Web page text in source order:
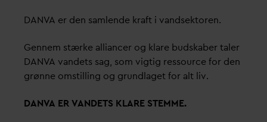
DANVA er den samlende kraft i vandsektoren.
Gennem stærke alliancer og klare budskaber taler
DANVA vandets sag, som vigtig ressource for den
grønne omstilling og grundlaget for alt liv.
DANVA ERVANDETS KLARE STEMME.